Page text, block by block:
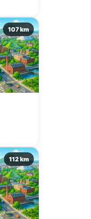
107 km
112 km